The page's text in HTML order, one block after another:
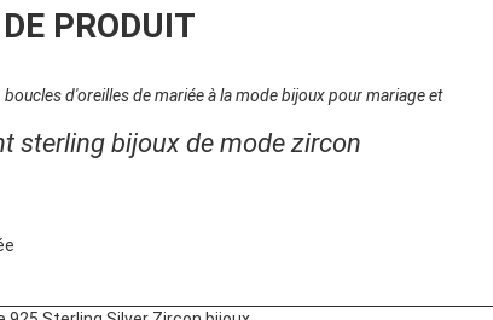
PRODUIT
d'oreilles de mariée à la mode bijoux pour mariage et
sterling bijoux de mode zircon